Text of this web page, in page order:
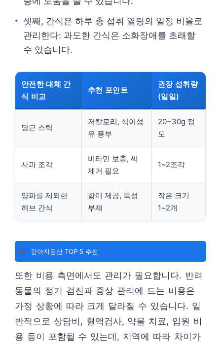
셋째, 간식은 하루 총 섭취 열량의 일정 비율로
관리한다: 과도한 간식은 소화장애를 초래할
수 있습니다.
안전한 대체 간
식 비교
추천 포인트
권장 섭취량
(일일)
당근 스틱
저칼로리, 식이섬
유 풍부
20~30g 정
도
사과 조각
비타민 보충, 씨
제거 필요
1~2조각
양파를 제외한
허브 간식
향미 제공, 독성
부재
작은 크기
1~2개
▶️ 강아지등산 TOP 5 추천
또한 비용 측면에서도 관리가 필요합니다. 반려
동물의 정기 검진과 증상 관리에 드는 비용은
가정 상황에 따라 크게 달라질 수 있습니다. 일
반적으로 상담비, 혈액검사, 약물 치료, 입원 비
용 등이 포함될 수 있는데, 지역에 따라 차이가